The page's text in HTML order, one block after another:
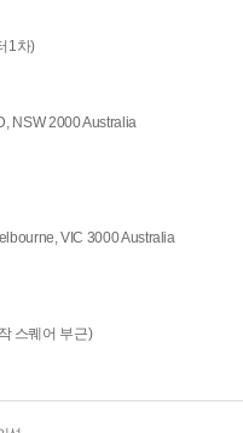
1차)
NSW 2000 Australia
VIC 3000 Australia
스퀘어 부근)